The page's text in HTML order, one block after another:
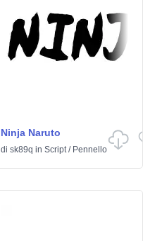
Ninja Naruto
di sk89q in Script/ Pennello